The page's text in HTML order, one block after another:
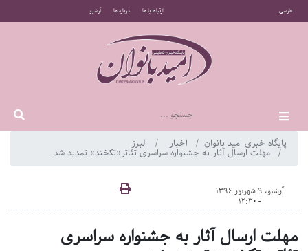
فارسی ارتباط با ما درباره ما آرشیو
پایگاه خبری امید بانوان اخبار البرز
مهلت ارسال آثار به جشنواره سراسری تئاتر«تکخند» تمدید شد
آرشیو، 9 شهریور 1396
- 12:30
مهلت ارسال آثار به جشنواره سراسری